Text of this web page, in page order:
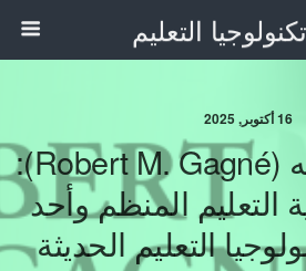
التعليم
16 أكتوبر, 2025
روبرت م. جانيه (Robert M. Gagné):
المنظم وأحد
التعليم الحديثة